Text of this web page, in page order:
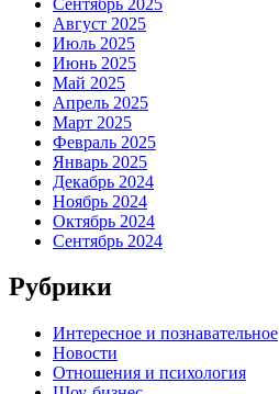
Август 2025
Июль 2025
Июнь 2025
Май 2025
Апрель 2025
Март 2025
Февраль 2025
Январь 2025
Декабрь 2024
Ноябрь 2024
Октябрь 2024
Сентябрь 2024
Рубрики
Интересное и познавательное
Новости
Отношения и психология